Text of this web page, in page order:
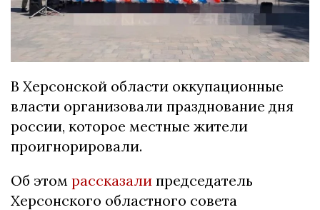
В Херсонской области оккупационные
власти организовали празднование дня
россии, которое местные жители
проигнорировали.
Об этом рассказали председатель
Херсонского областного совета